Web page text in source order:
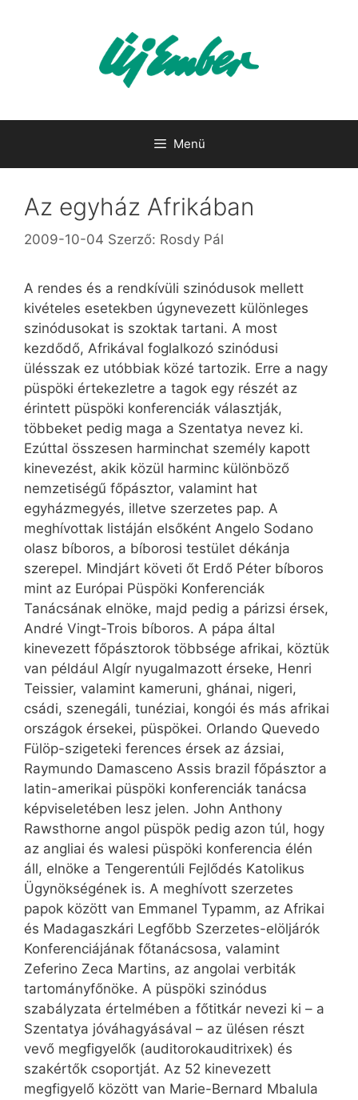
Menü
Az egyház Afrikában
2009-10-04 Szerző: Rosdy Pál
A rendes és a rendkívüli szinódusok mellett
kivételes esetekben úgynevezett különleges
szinódusokat is szoktak tartani. A most
kezdődő, Afrikával foglalkozó szinódusi
ülésszak ez utóbbiak közé tartozik. Erre a nagy
püspöki értekezletre a tagok egy részét az
érintett püspöki konferenciák választják,
többeket pedig maga a Szentatya nevez ki.
Ezúttal összesen harminchat személy kapott
kinevezést, akik közül harminc különböző
nemzetiségű főpásztor, valamint hat
egyházmegyés, illetve szerzetes pap. A
meghívottak listáján elsőként Angelo Sodano
olasz bíboros, a bíborosi testület dékánja
szerepel. Mindjárt követi őt Erdő Péter bíboros
mint az Európai Püspöki Konferenciák
Tanácsának elnöke, majd pedig a párizsi érsek,
André Vingt-Trois bíboros. A pápa által
kinevezett főpásztorok többsége afrikai, köztük
van például Algír nyugalmazott érseke, Henri
Teissier, valamint kameruni, ghánai, nigeri,
csádi, szenegáli, tunéziai, kongói és más afrikai
országok érsekei, püspökei. Orlando Quevedo
Fülöp-szigeteki ferences érsek az ázsiai,
Raymundo Damasceno Assis brazil főpásztor a
latin-amerikai püspöki konferenciák tanácsa
képviseletében lesz jelen. John Anthony
Rawsthorne angol püspök pedig azon túl, hogy
az angliai és walesi püspöki konferencia élén
áll, elnöke a Tengerentúli Fejlődés Katolikus
Ügynökségének is. A meghívott szerzetes
papok között van Emmanel Typamm, az Afrikai
és Madagaszkári Legfőbb Szerzetes-elöljárók
Konferenciájának főtanácsosa, valamint
Zeferino Zeca Martins, az angolai verbiták
tartományfőnöke. A püspöki szinódus
szabályzata értelmében a főtitkár nevezi ki – a
Szentatya jóváhagyásával – az ülésen részt
vevő megfigyelők (auditorokauditrixek) és
szakértők csoportját. Az 52 kinevezett
megfigyelő között van Marie-Bernard Mbalula